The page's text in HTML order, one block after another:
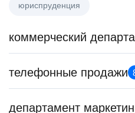
юриспруденция
коммерческий
Аналитик данных
HeadHunter::Коммерческий
з/п не указана
телефонные продажи
департамент